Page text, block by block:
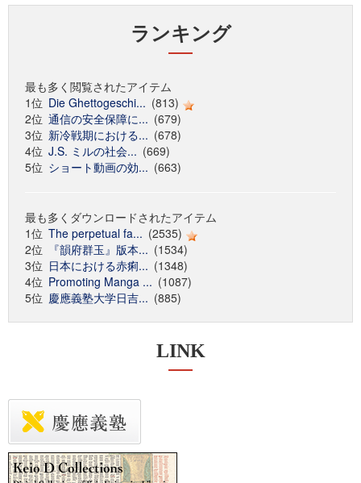
ランキング
最も多く閲覧されたアイテム
1位 Die Ghettogeschi... (813)
2位 通信の安全保障に... (679)
3位 新冷戦期における... (678)
4位 J.S. ミルの社会... (669)
5位 ショート動画の効... (663)
最も多くダウンロードされたアイテム
1位 The perpetual fa... (2535)
2位
『韻府群玉』版本... (1534)
3位 日本における赤痢... (1348)
4位 Promoting Manga ... (1087)
5位 慶應義塾大学日吉... (885)
LINK